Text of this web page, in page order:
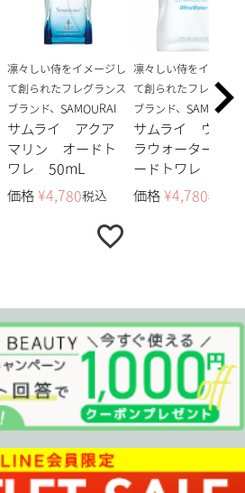
凛々しい侍をイメージし
て創られたフレグランス
ブランド、SAMOURAI
サムライ アクア
マリン オードト
ワレ 50mL
価格 ¥4,780税込
凛々しい侍をイメージ
て創られたフレグラン
ブランド、SAMOURAI
サムライ ウルト
ラウォーター オ
ードトワレ
価格 ¥4,780税込